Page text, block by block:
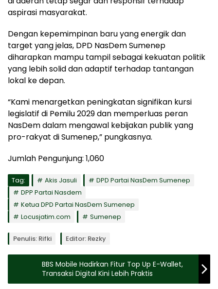
aspirasi masyarakat.
Dengan kepemimpinan baru yang energik dan
target yang jelas, DPD NasDem Sumenep
diharapkan mampu tampil sebagai kekuatan politik
yang lebih solid dan adaptif terhadap tantangan
lokal ke depan.
“Kami menargetkan peningkatan signifikan kursi
legislatif di Pemilu 2029 dan memperluas peran
NasDem dalam mengawal kebijakan publik yang
pro-rakyat di Sumenep,” pungkasnya.
Jumlah Pengunjung: 1,060
Tag: Akis Jasuli
DPD Partai NasDem Sumenep
DPP Partai Nasdem
Ketua DPD Partai NasDem Sumenep
Locusjatim.com
Sumenep
Penulis: Rifki Editor: Rezky
BBS Mobile Hadirkan Fitur Top Up E-Wallet,
Transaksi Digital Kini Lebih Praktis